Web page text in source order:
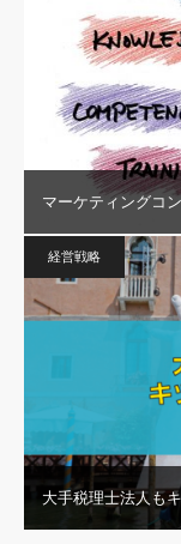
マーケティングコ
経営戦略
大手税理士法人も